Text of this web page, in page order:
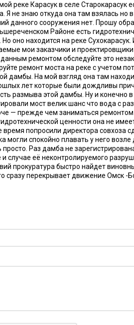
реке Карасук в селе Старокарасук
Я не знаю откуда она там взялась но
данного сооружения нет. Прошу
Районе есть
Но оно находится на реке
мои заказчики и
ремонтом обследуйте это
ремонт моста на реке с учетом
дамбы. На мой взгляд она там
лет которые были дождливы
размыва этой дамбы. Ну и конечно
мост велик шанс что вода с
— прежде чем заниматься
ценности она не
время попросили директора совхоза
могли спокойно плавать у него
просто. Раз дамба не
случае её неконтролируемого
прокуратура быстро найдет
сразу перекрывает движение Омск -